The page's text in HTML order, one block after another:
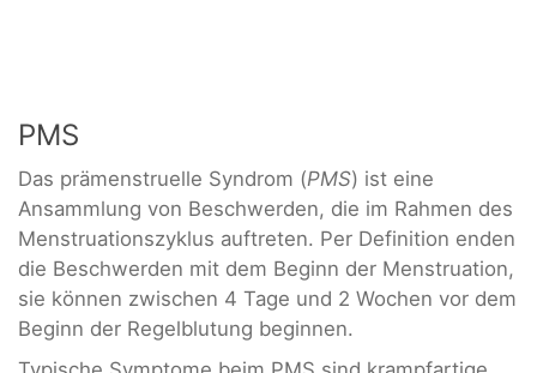
PMS
Das prämenstruelle Syndrom (PMS) ist eine
Ansammlung von Beschwerden, die im Rahmen des
Menstruationszyklus auftreten. Per Definition enden
die Beschwerden mit dem Beginn der Menstruation,
sie können zwischen 4 Tage und 2 Wochen vor dem
Beginn der Regelblutung beginnen.